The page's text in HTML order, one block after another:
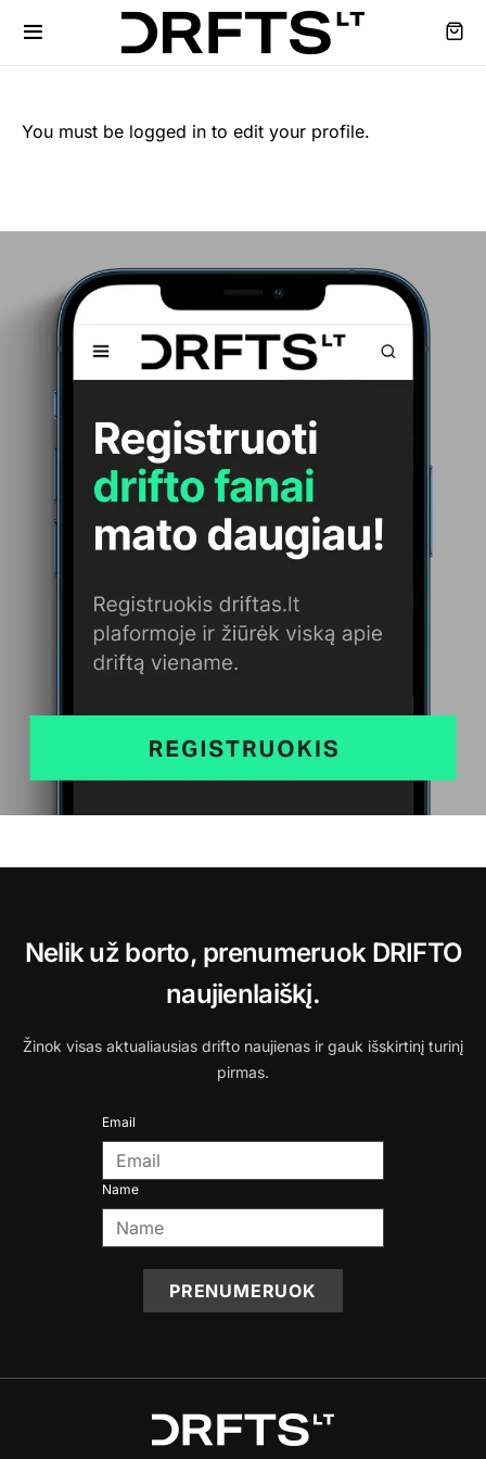
You must be logged in to edit your profile.
Nelik už borto, prenumeruok DRIFTO
naujienlaiškį.
Žinok visas aktualiausias drifto naujienas ir gauk išskirtinį turinį
pirmas.
Email
Name
PRENUMERUOK